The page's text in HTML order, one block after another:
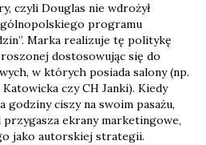
czyli Douglas nie wdrożył
programu
Marka realizuje tę politykę
dostosowując się do
w których posiada salony (np.
czy CH Janki). Kiedy
godziny ciszy na swoim pasażu,
przygasza ekrany marketingowe,
jako autorskiej strategii.